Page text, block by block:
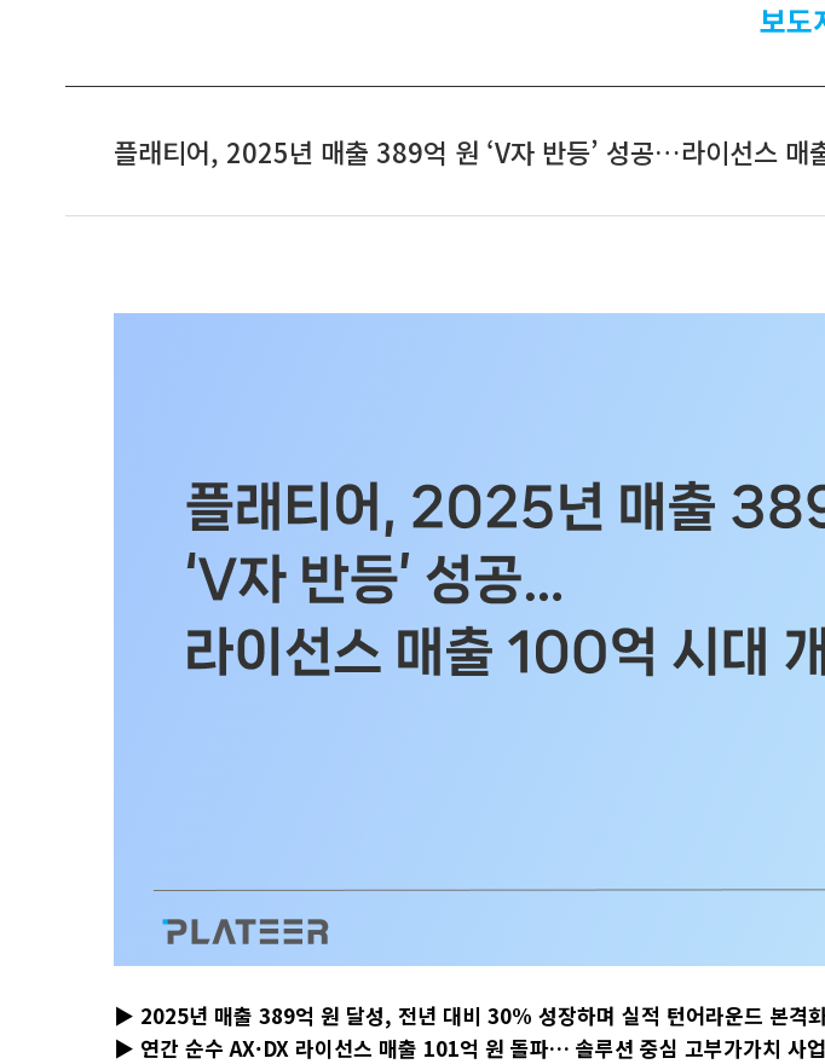
보도
플래티어, 2025년 매출 389억 원 ‘V자 반등’ 성공…라이선스 매
▶ 2025년 매출 389억 원 달성, 전년 대비 30% 성장하며 실적 턴어라운드 본격
▶ 연간 순수 AX·DX 라이선스 매출 101억 원 돌파… 솔루션 중심 고부가가치 사